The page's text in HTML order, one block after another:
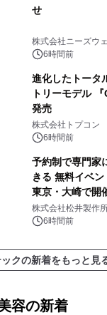
せ
株式会社ニーズウ
6時間前
進化したトータ
トリーモデル
発売
株式会社トプコン
6時間前
予約制で専門家
きる 無料イベ
東京・大崎で開
株式会社松井製作
6時間前
ックの新着をもっと見
容の新着